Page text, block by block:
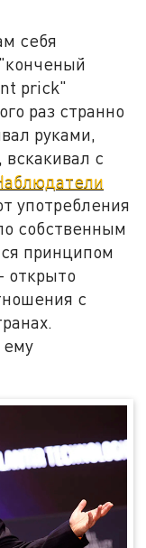
себя
prick"
раз странно
руками,
с
употребления
собственным
принципом
открыто
с
ему